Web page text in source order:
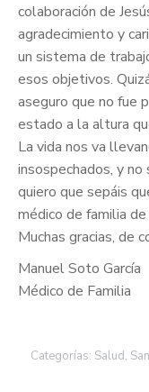
colaboración de
agradecimiento y
un sistema de
esos objetivos.
aseguro que no fue
estado a la altura
La vida nos va
insospechados, y
quiero que sepáis
médico de familia
Muchas gracias, de
Manuel Soto García
Médico de Familia
Categorías: Salud,